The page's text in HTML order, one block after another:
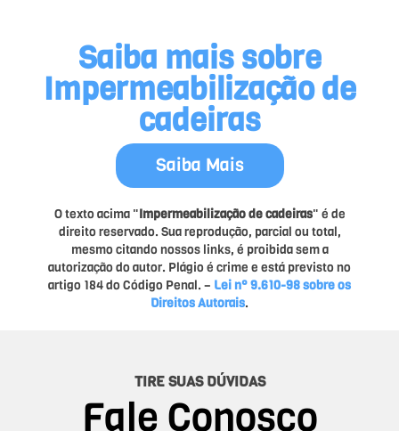
Saiba mais sobre
Impermeabilização de
cadeiras
Saiba Mais
O texto acima "Impermeabilização de cadeiras" é de
direito reservado. Sua reprodução, parcial ou total,
mesmo citando nossos links, é proibida sem a
autorização do autor. Plágio é crime e está previsto no
artigo 184 do Código Penal. – Lei n° 9.610-98 sobre os
Direitos Autorais.
TIRE SUAS DÚVIDAS
Fale Conosco